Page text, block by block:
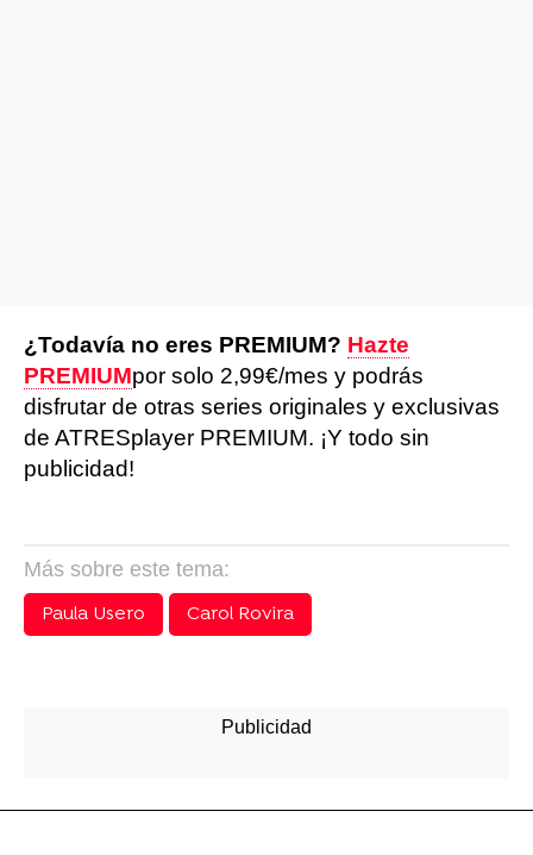
¿Todavía no eres PREMIUM? Hazte
PREMIUMpor solo 2,99€/mes y podrás
disfrutar de otras series originales y exclusivas
de ATRESplayer PREMIUM. ¡Y todo sin
publicidad!
Más sobre este tema:
Paula Usero
Carol Rovira